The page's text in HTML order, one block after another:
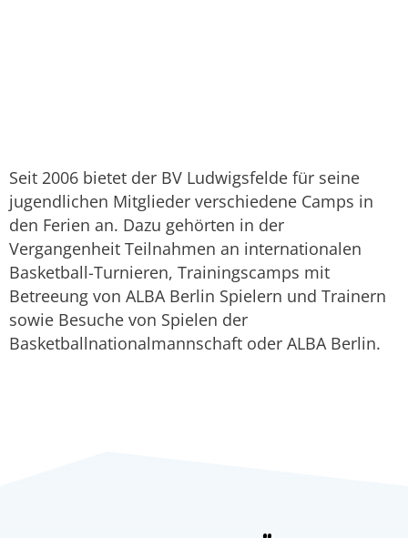
Seit 2006 bietet der BV Ludwigsfelde für seine
jugendlichen Mitglieder verschiedene Camps in
den Ferien an. Dazu gehörten in der
Vergangenheit Teilnahmen an internationalen
Basketball-Turnieren, Trainingscamps mit
Betreeung von ALBA Berlin Spielern und Trainern
sowie Besuche von Spielen der
Basketballnationalmannschaft oder ALBA Berlin.